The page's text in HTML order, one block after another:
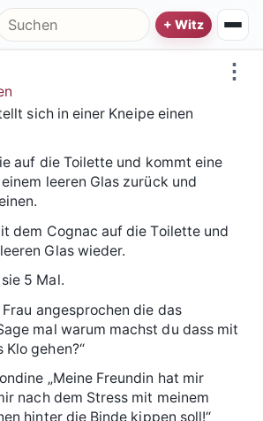
nach:
⋮
sich in einer Kneipe einen
auf die Toilette und kommt eine
leeren Glas zurück und
dem Cognac auf die Toilette und
Glas wieder.
5 Mal.
angesprochen die das
mal warum machst du dass mit
gehen?“
„Meine Freundin hat mir
nach dem Stress mit meinem
hinter die Binde kippen soll!“